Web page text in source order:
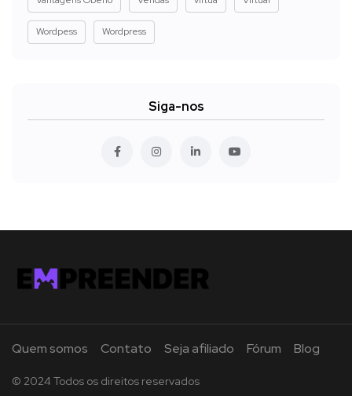
Wordpess Wordpress
Siga-nos
Quem somos Contato Seja afiliado Fórum Blog
© 2024 Todos os direitos reservados